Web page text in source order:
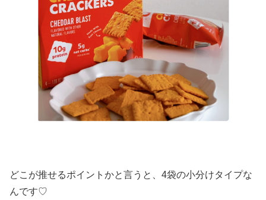
どこが推せるポイントかと言うと、4袋の小分けタイプな
んです♡